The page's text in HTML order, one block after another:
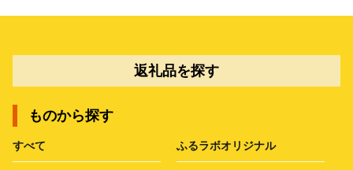
返礼品を探す
ものから探す
すべて ふるラボオリジナル